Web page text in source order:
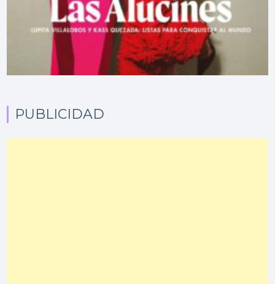
PUBLICIDAD